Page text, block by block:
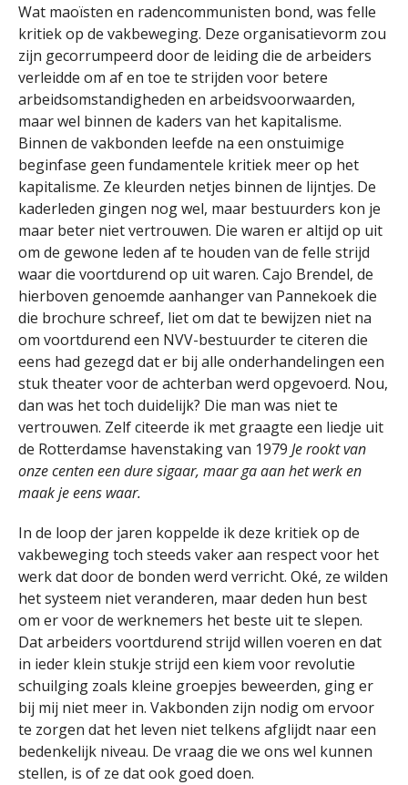
Wat maoïsten en radencommunisten bond, was felle
kritiek op de vakbeweging. Deze organisatievorm zou
zijn gecorrumpeerd door de leiding die de arbeiders
verleidde om af en toe te strijden voor betere
arbeidsomstandigheden en arbeidsvoorwaarden,
maar wel binnen de kaders van het kapitalisme.
Binnen de vakbonden leefde na een onstuimige
beginfase geen fundamentele kritiek meer op het
kapitalisme. Ze kleurden netjes binnen de lijntjes. De
kaderleden gingen nog wel, maar bestuurders kon je
maar beter niet vertrouwen. Die waren er altijd op uit
om de gewone leden af te houden van de felle strijd
waar die voortdurend op uit waren. Cajo Brendel, de
hierboven genoemde aanhanger van Pannekoek die
die brochure schreef, liet om dat te bewijzen niet na
om voortdurend een NVV-bestuurder te citeren die
eens had gezegd dat er bij alle onderhandelingen een
stuk theater voor de achterban werd opgevoerd. Nou,
dan was het toch duidelijk? Die man was niet te
vertrouwen. Zelf citeerde ik met graagte een liedje uit
de Rotterdamse havenstaking van 1979 Je rookt van
onze centen een dure sigaar, maar ga aan het werk en
maak je eens waar.
In de loop der jaren koppelde ik deze kritiek op de
vakbeweging toch steeds vaker aan respect voor het
werk dat door de bonden werd verricht. Oké, ze wilden
het systeem niet veranderen, maar deden hun best
om er voor de werknemers het beste uit te slepen.
Dat arbeiders voortdurend strijd willen voeren en dat
in ieder klein stukje strijd een kiem voor revolutie
schuilging zoals kleine groepjes beweerden, ging er
bij mij niet meer in. Vakbonden zijn nodig om ervoor
te zorgen dat het leven niet telkens afglijdt naar een
bedenkelijk niveau. De vraag die we ons wel kunnen
stellen, is of ze dat ook goed doen.